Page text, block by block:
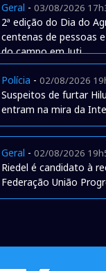
Geral - 03/08/2026
2ª edição do Dia do
centenas de pessoas
do campo em Juti
Polícia - 02/08/2026
Suspeitos de furtar
entram na mira da
Geral - 02/08/2026
Riedel é candidato à
Federação União